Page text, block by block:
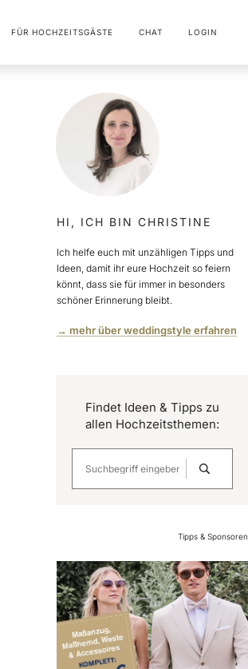
FÜR HOCHZEITSGÄSTE CHAT LOGIN
HI, ICH BIN CHRISTINE
Ich helfe euch mit unzähligen Tipps und
Ideen, damit ihr eure Hochzeit so feiern
könnt, dass sie für immer in besonders
schöner Erinnerung bleibt.
→ mehr über weddingstyle erfahren
Findet Ideen & Tipps zu
allen Hochzeitsthemen:
Tipps & Sponsoren